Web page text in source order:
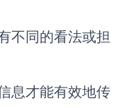
不同的看法或担
息才能有效地传